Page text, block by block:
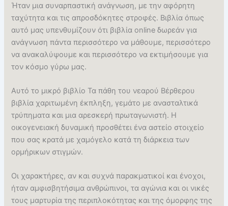
Ήταν μια συναρπαστική ανάγνωση, με την αφόρητη
ταχύτητα και τις απροσδόκητες στροφές. Βιβλία όπως
αυτό μας υπενθυμίζουν ότι βιβλία online δωρεάν για
ανάγνωση πάντα περισσότερο να μάθουμε, περισσότερο
να ανακαλύψουμε και περισσότερο να εκτιμήσουμε για
τον κόσμο γύρω μας.
Αυτό το μικρό βιβλίο Τα πάθη του νεαρού Βέρθερου
βιβλία χαριτωμένη έκπληξη, γεμάτο με ανασταλτικά
τρύπηματα και μια αρεσκερή πρωταγωνιστή. Η
οικογενειακή δυναμική προσθέτει ένα αστείο στοιχείο
που σας κρατά με χαμόγελο κατά τη διάρκεια των
ορμήρικων στιγμών.
Οι χαρακτήρες, αν και συχνά παρακματικοί και ένοχοι,
ήταν αμφισβητήσιμα ανθρώπινοι, τα αγώνια και οι νικές
τους μαρτυρία της περιπλοκότητας και της όμορφης της